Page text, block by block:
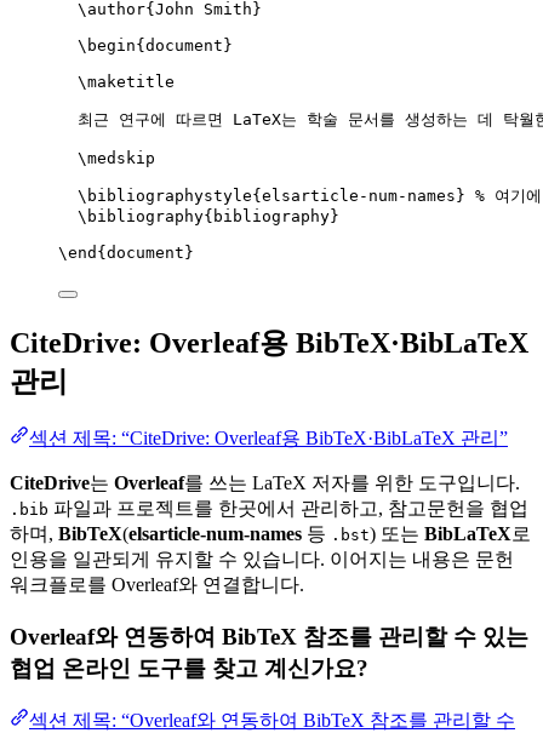
\author{John Smith}
\begin{ document }
\maketitle
최근 연구에 따르면 LaTeX는 학술 문서를 생성하는 데 탁
\medskip
\bibliographystyle{elsarticle-num-names} % 여기
\bibliography{bibliography}
\end { document }
CiteDrive: Overleaf용 BibTeX·BibLaTeX
관리
섹션 제목: “CiteDrive: Overleaf용 BibTeX·BibLaTeX 관리”
CiteDrive는 Overleaf를 쓰는 LaTeX 저자를 위한 도구입니다.
.bib 파일과 프로젝트를 한곳에서 관리하고, 참고문헌을 협업
하며, BibTeX(elsarticle-num-names 등 .bst) 또는 BibLaTeX로
인용을 일관되게 유지할 수 있습니다. 이어지는 내용은 문헌
워크플로를 Overleaf와 연결합니다.
Overleaf와 연동하여 BibTeX 참조를 관리할 수 있는
협업 온라인 도구를 찾고 계신가요?
섹션 제목: “Overleaf와 연동하여 BibTeX 참조를 관리할 수